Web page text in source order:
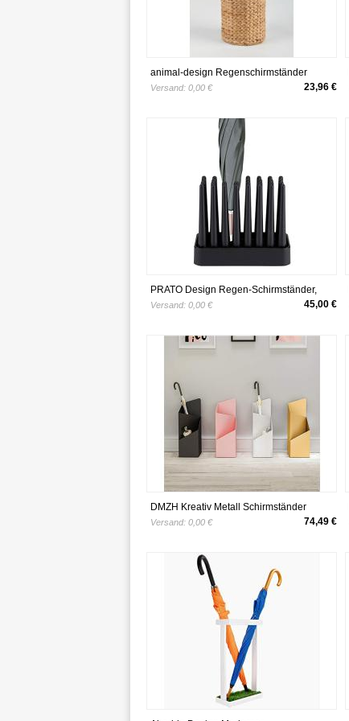
animal-design Regenschirmständer
Versand: 0,00 € 23,96 €
PRATO Design Regen-Schirmständer,
robust, rutschfest und platzsparend,
Versand: 0,00 € 45,00 €
DMZH Kreativ Metall Schirmständer
Regenschirmständer Schirmhalter
Versand: 0,00 € 74,49 €